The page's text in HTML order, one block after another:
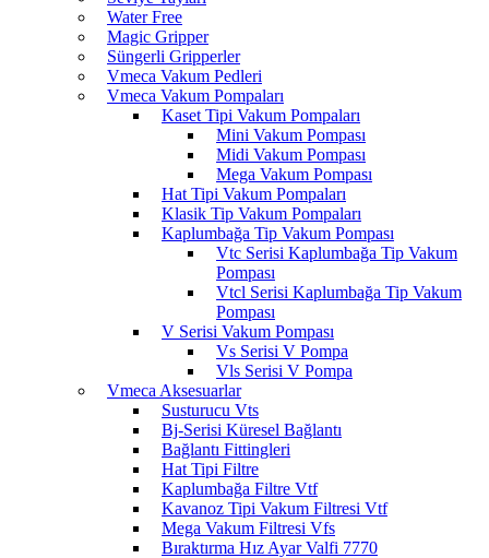
Water Free
Magic Gripper
Süngerli Gripperler
Vmeca Vakum Pedleri
Vmeca Vakum Pompaları
Kaset Tipi Vakum Pompaları
Mini Vakum Pompası
Midi Vakum Pompası
Mega Vakum Pompası
Hat Tipi Vakum Pompaları
Klasik Tip Vakum Pompaları
Kaplumbağa Tip Vakum Pompası
Vtc Serisi Kaplumbağa Tip Vakum
Pompası
Vtcl Serisi Kaplumbağa Tip Vakum
Pompası
V Serisi Vakum Pompası
Vs Serisi V Pompa
Vls Serisi V Pompa
Vmeca Aksesuarlar
Susturucu Vts
Bj-Serisi Küresel Bağlantı
Bağlantı Fittingleri
Hat Tipi Filtre
Kaplumbağa Filtre Vtf
Kavanoz Tipi Vakum Filtresi Vtf
Mega Vakum Filtresi Vfs
Bıraktırma Hız Ayar Valfi 7770